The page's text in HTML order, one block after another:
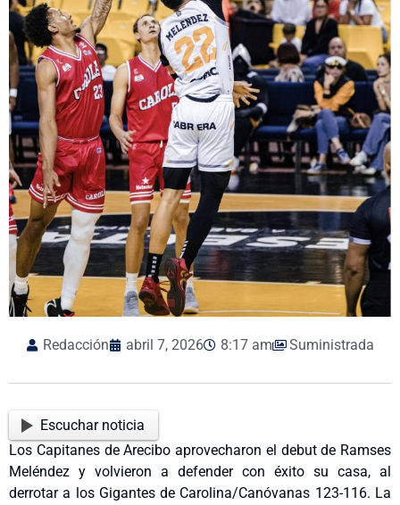
Redacción abril 7, 2026 8:17 am Suministrada
Escuchar noticia
Los Capitanes de Arecibo aprovecharon el debut de Ramses
Meléndez y volvieron a defender con éxito su casa, al
derrotar a los Gigantes de Carolina/Canóvanas 123-116. La